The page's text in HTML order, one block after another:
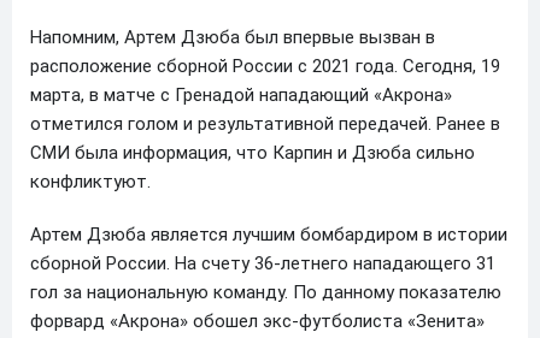
Напомним, Артем Дзюба был впервые вызван в
расположение сборной России с 2021 года. Сегодня, 19
марта, в матче с Гренадой нападающий «Акрона»
отметился голом и результативной передачей. Ранее в
СМИ была информация, что Карпин и Дзюба сильно
конфликтуют.
Артем Дзюба является лучшим бомбардиром в истории
сборной России. На счету 36-летнего нападающего 31
гол за национальную команду. По данному показателю
форвард «Акрона» обошел экс-футболиста «Зенита»